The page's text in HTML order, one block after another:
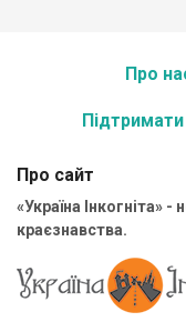
Про
Підтримати
Про сайт
«Україна Інкогніта» -
краєзнавства.